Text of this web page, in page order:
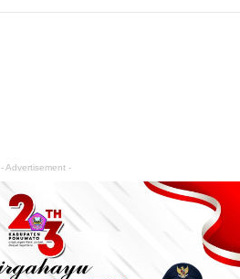
- Advertisement -